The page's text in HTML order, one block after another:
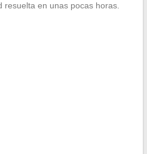
resuelta en unas pocas horas.